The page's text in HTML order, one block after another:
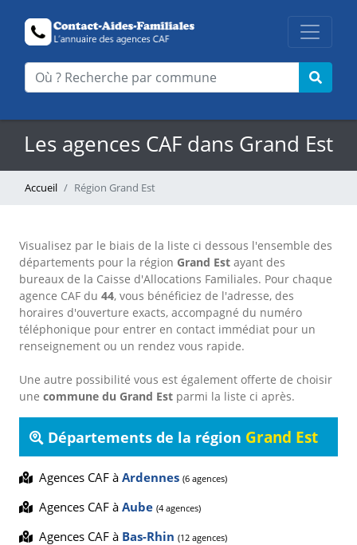
Les agences CAF dans Grand Est
Accueil Région Grand Est
Visualisez par le biais de la liste ci dessous l'ensemble des
départements pour la région Grand Est ayant des
bureaux de la Caisse d'Allocations Familiales. Pour chaque
agence CAF du 44, vous bénéficiez de l'adresse, des
horaires d'ouverture exacts, accompagné du numéro
téléphonique pour entrer en contact immédiat pour un
renseignement ou un rendez vous rapide.
Une autre possibilité vous est également offerte de choisir
une commune du Grand Est parmi la liste ci après.
Départements de la région Grand Est
Agences CAF à Ardennes (6 agences)
Agences CAF à Aube (4 agences)
Agences CAF à Bas-Rhin (12 agences)